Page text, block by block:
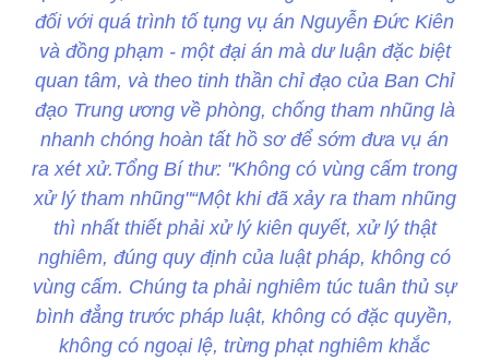
đối với quá trình tố tụng vụ án Nguyễn Đức Kiên
và đồng phạm - một đại án mà dư luận đặc biệt
quan tâm, và theo tinh thần chỉ đạo của Ban Chỉ
đạo Trung ương về phòng, chống tham nhũng là
nhanh chóng hoàn tất hồ sơ để sớm đưa vụ án
ra xét xử.Tổng Bí thư: "Không có vùng cấm trong
xử lý tham nhũng"“Một khi đã xảy ra tham nhũng
thì nhất thiết phải xử lý kiên quyết, xử lý thật
nghiêm, đúng quy định của luật pháp, không có
vùng cấm. Chúng ta phải nghiêm túc tuân thủ sự
bình đẳng trước pháp luật, không có đặc quyền,
không có ngoại lệ, trừng phạt nghiêm khắc